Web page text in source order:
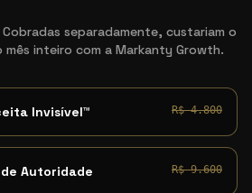
separadamente, custariam o
mês inteiro com a Markanty Growth.
Invisível™ R$ 4.800
Autoridade R$ 9.600